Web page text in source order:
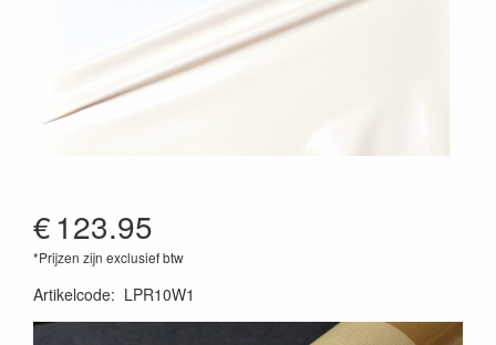
€123.95
*Prijzen zijn exclusief btw
Artikelcode: LPR10W1